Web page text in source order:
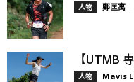
人物 鄭匡寓 -
【UTMB
人物 Mavis